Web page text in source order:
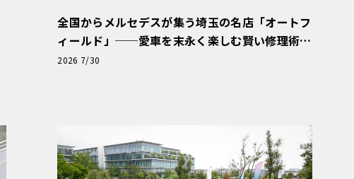
全国からメルセデスが集う埼玉の名店「オートフ
ィールド」──愛車を末永く楽しむ賢い修理術
と、プロがフックス製オイルを選ぶ理由〈PR〉
2026 7/30